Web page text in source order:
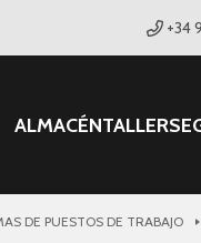
+34
ALMACÉNTALLER
DE PUESTOS DE TRABAJO